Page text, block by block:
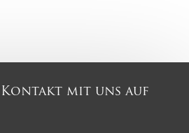
Kontakt mit uns auf